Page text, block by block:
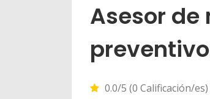
Asesor
0.0/5 (0 Calificación/es)